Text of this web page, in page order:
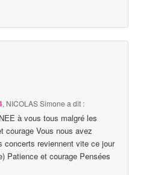
, NICOLAS Simone a dit :
à vous tous malgré les
courage Vous nous avez
concerts reviennent vite ce jour
Patience et courage Pensées